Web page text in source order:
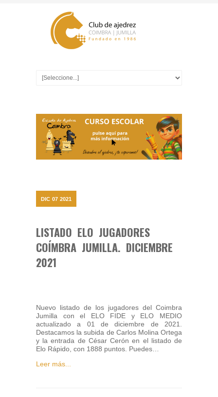
DIC 07 2021
LISTADO ELO JUGADORES
COÍMBRA JUMILLA. DICIEMBRE
2021
Nuevo listado de los jugadores del Coimbra
Jumilla con el ELO FIDE y ELO MEDIO
actualizado a 01 de diciembre de 2021.
Destacamos la subida de Carlos Molina Ortega
y la entrada de César Cerón en el listado de
Elo Rápido, con 1888 puntos. Puedes…
Leer más...